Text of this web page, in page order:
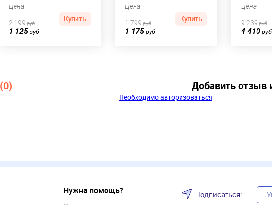
Цена
1 125руб
2 199руб Купить
Цена
1 175руб
1 799руб Купить
Цена
4 410руб
9 239руб
(0) Добавить отзыв
Необходимо авторизоваться
Нужна помощь? Подписаться: